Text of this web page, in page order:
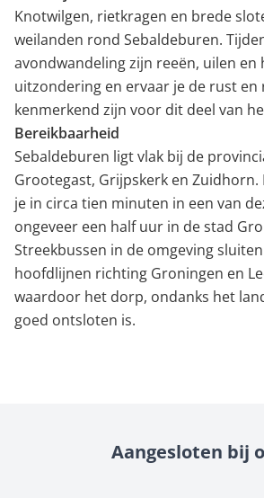
Knotwilgen, rietkragen en brede
weilanden rond Sebaldeburen.
avondwandeling zijn reeën, uilen en
uitzondering en ervaar je de rust en
kenmerkend zijn voor dit deel van
Bereikbaarheid
Sebaldeburen ligt vlak bij de
Grootegast, Grijpskerk en Zuidhorn.
je in circa tien minuten in een van
ongeveer een half uur in de stad
Streekbussen in de omgeving
hoofdlijnen richting Groningen en
waardoor het dorp, ondanks het
goed ontsloten is.
Aangesloten bij